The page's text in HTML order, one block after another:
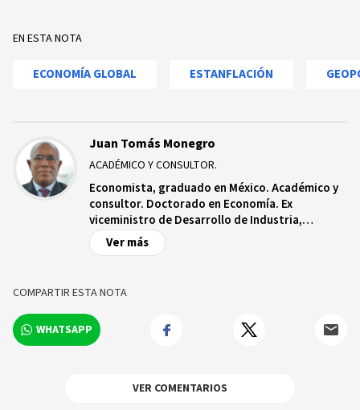
EN ESTA NOTA
ECONOMÍA GLOBAL ESTANFLACIÓN
Juan Tomás Monegro
ACADÉMICO Y CONSULTOR.
Economista, graduado en México. Académico y
consultor. Doctorado en Economía. Ex
viceministro de Desarrollo de Industria,
Comercio y Mipymes, y ex Viceministro de
Planificación en el Ministerio de Economía,
Ver más
COMPARTIR ESTA NOTA
WHATSAPP
VER COMENTARIOS